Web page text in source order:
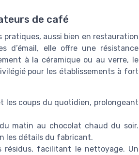
de café
pratiques, aussi bien en restauration
d’émail, elle offre une résistance
à la céramique ou au verre, le
pour les établissements à fort
les coups du quotidien, prolongeant
matin au chocolat chaud du soir.
les détails du fabricant.
résidus, facilitant le nettoyage. Un